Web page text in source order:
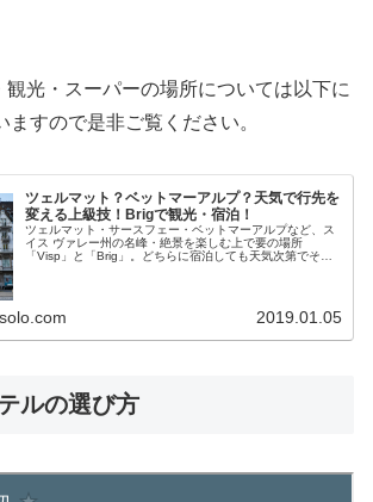
観光・スーパーの場所については以下に
ますので是非ご覧ください。
ツェルマット？ベットマーアルプ？天気で行先を
変える上級技！Brigで観光・宿泊！
ツェルマット・サースフェー・ベットマーアルプなど、ス
イス ヴァレー州の名峰・絶景を楽しむ上で要の場所
「Visp」と「Brig」。どちらに宿泊しても天気次第でその
2019.01.05
ルの選び方